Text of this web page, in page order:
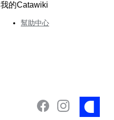
我的Catawiki
幫助中心